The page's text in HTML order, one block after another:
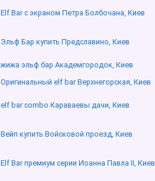
Elf Bar с экраном Петра Болбочана, Киев
Эльф Бар купить Предславино, Киев
жижа эльф бар Академгородок, Киев
Оригинальный elf bar Верхнегорская, Киев
elf bar combo Караваевы дачи, Киев
Вейп купить Войсковой проезд, Киев
Elf Bar премиум серии Иоанна Павла ІІ, Киев